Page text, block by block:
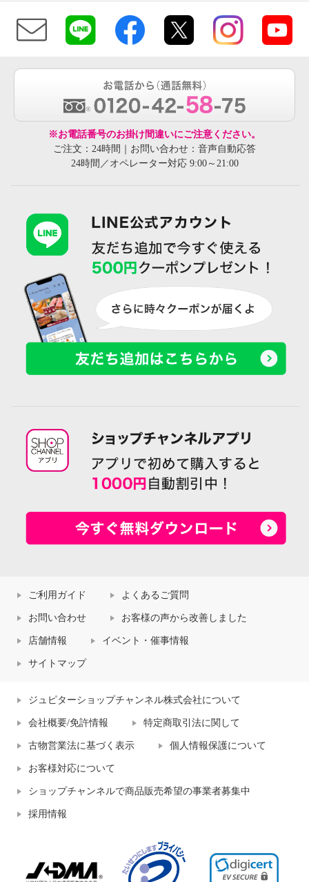
※お電話番号のお掛け間違いにご注意ください。
ご注文：24時間｜お問い合わせ：音声自動応答
24時間／オペレーター対応 9:00～21:00
ご利用ガイド よくあるご質問
お問い合わせ お客様の声から改善しました
店舗情報 イベント・催事情報
サイトマップ
ジュピターショップチャンネル株式会社について
会社概要/免許情報 特定商取引法に関して
古物営業法に基づく表示 個人情報保護について
お客様対応について
ショップチャンネルで商品販売希望の事業者募集中
採用情報